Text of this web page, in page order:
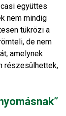
együttes
nem mindig
tükrözi a
de nem
amelynek
részesülhettek,